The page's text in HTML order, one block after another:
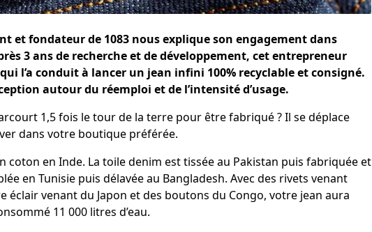
et fondateur de 1083 nous explique son engagement dans
3 ans de recherche et de développement, cet entrepreneur
l’a conduit à lancer un jean infini 100% recyclable et consigné.
autour du réemploi et de l’intensité d’usage.
1,5 fois le tour de la terre pour être fabriqué ? Il se déplace
dans votre boutique préférée.
coton en Inde. La toile denim est tissée au Pakistan puis fabriquée et
en Tunisie puis délavée au Bangladesh. Avec des rivets venant
éclair venant du Japon et des boutons du Congo, votre jean aura
11 000 litres d’eau.